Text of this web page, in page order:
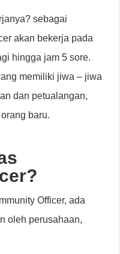
sebagai
akan bekerja pada
hingga jam 5 sore.
memiliki jiwa – jiwa
dan petualangan,
baru.
Officer, ada
oleh perusahaan,